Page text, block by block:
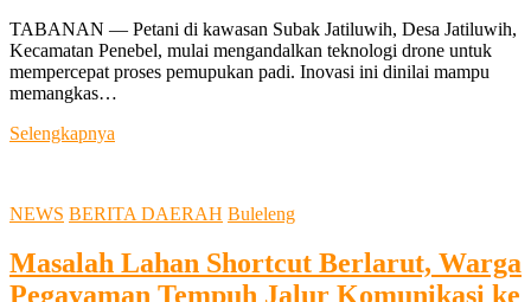
TABANAN — Petani di kawasan Subak Jatiluwih, Desa Jatiluwih,
Kecamatan Penebel, mulai mengandalkan teknologi drone untuk
mempercepat proses pemupukan padi. Inovasi ini dinilai mampu
memangkas…
Selengkapnya
Bantu
Kejar
Produktivitas
NEWS BERITA DAERAH Buleleng
Masalah Lahan Shortcut Berlarut, Warga
Pegayaman Tempuh Jalur Komunikasi ke